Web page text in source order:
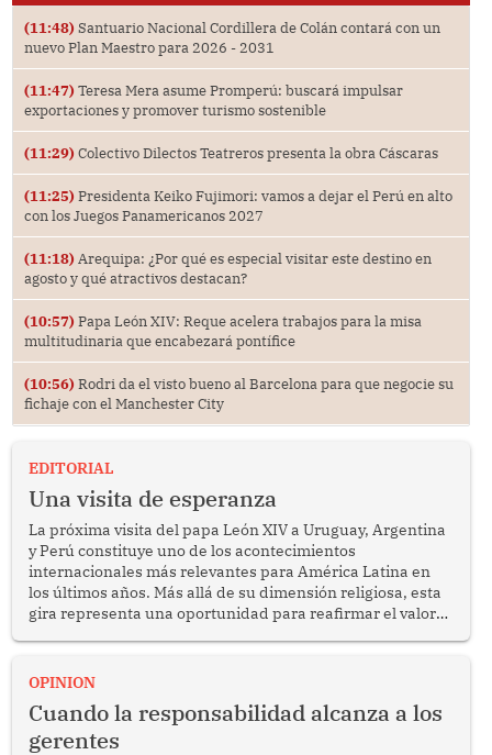
(11:48) Santuario Nacional Cordillera de Colán contará con un
nuevo Plan Maestro para 2026 - 2031
(11:47) Teresa Mera asume Promperú: buscará impulsar
exportaciones y promover turismo sostenible
(11:29) Colectivo Dilectos Teatreros presenta la obra Cáscaras
(11:25) Presidenta Keiko Fujimori: vamos a dejar el Perú en alto
con los Juegos Panamericanos 2027
(11:18) Arequipa: ¿Por qué es especial visitar este destino en
agosto y qué atractivos destacan?
(10:57) Papa León XIV: Reque acelera trabajos para la misa
multitudinaria que encabezará pontífice
(10:56) Rodri da el visto bueno al Barcelona para que negocie su
fichaje con el Manchester City
EDITORIAL
Una visita de esperanza
La próxima visita del papa León XIV a Uruguay, Argentina
y Perú constituye uno de los acontecimientos
internacionales más relevantes para América Latina en
los últimos años. Más allá de su dimensión religiosa, esta
gira representa una oportunidad para reafirmar el valor
enfrenta desafíos en materia de desarrollo, cohesión
OPINION
Cuando la responsabilidad alcanza a los
gerentes